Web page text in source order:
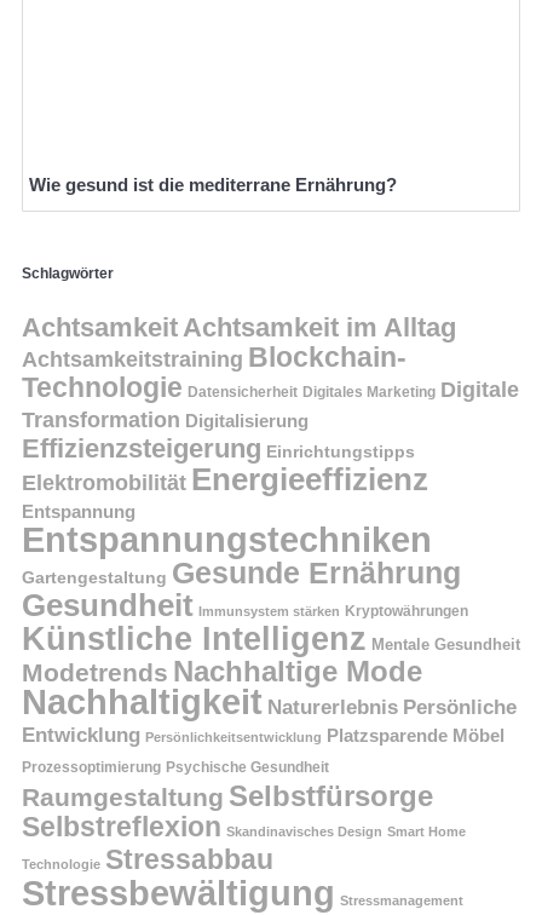
Wie gesund ist die mediterrane Ernährung?
Schlagwörter
AchtsamkeitAchtsamkeit im Alltag
Achtsamkeitstraining Blockchain-
Technologie Datensicherheit Digitales Marketing Digitale
Transformation Digitalisierung
Effizienzsteigerung Einrichtungstipps
Elektromobilität Energieeffizienz
Entspannung
Entspannungstechniken
Gartengestaltung Gesunde Ernährung
Gesundheit Immunsystem stärken Kryptowährungen
Künstliche Intelligenz Mentale Gesundheit
Modetrends Nachhaltige Mode
Nachhaltigkeit Naturerlebnis Persönliche
Entwicklung Persönlichkeitsentwicklung Platzsparende Möbel
Prozessoptimierung Psychische Gesundheit
Raumgestaltung Selbstfürsorge
Selbstreflexion Skandinavisches Design Smart Home
Technologie Stressabbau
Stressbewältigung Stressmanagement